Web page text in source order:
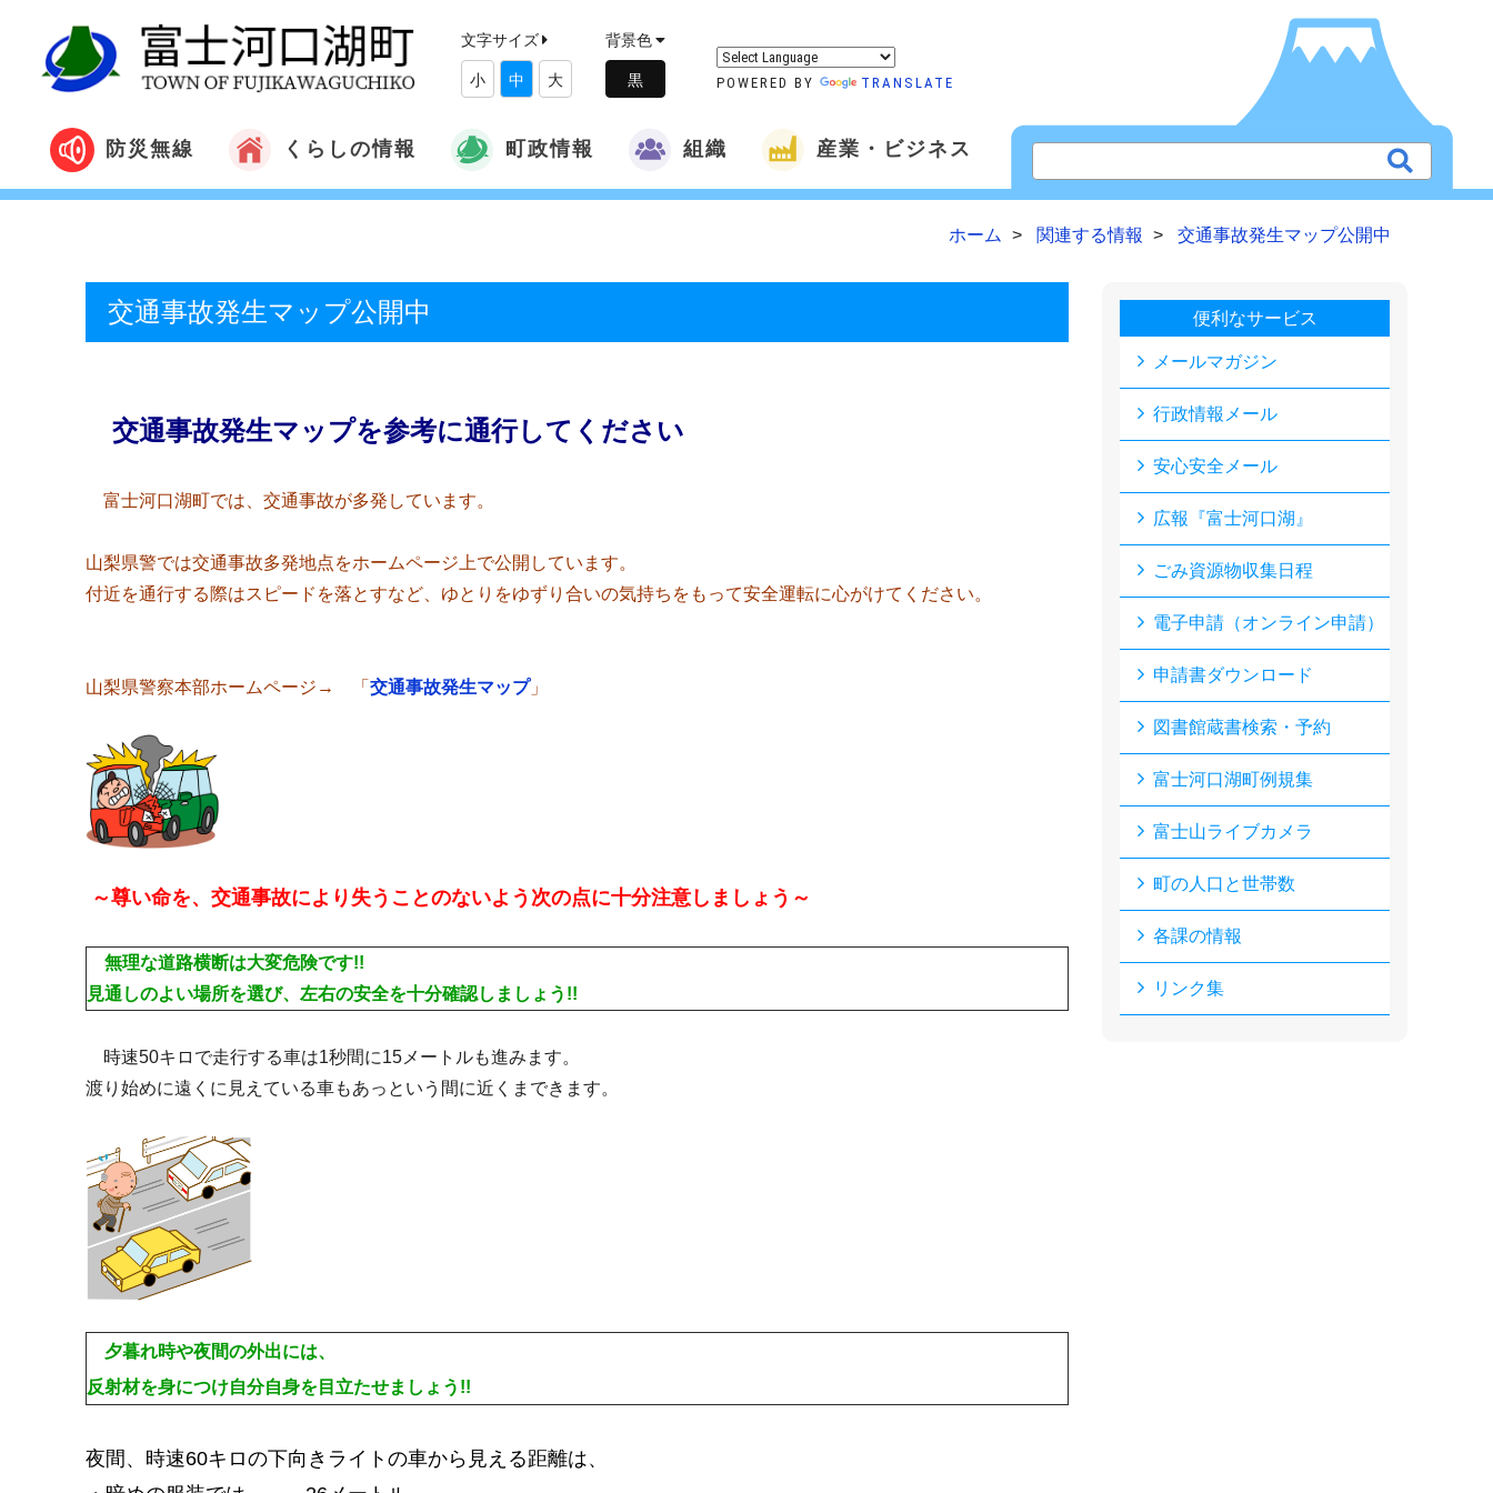
文字サイズ
小 中 大
背景色
POWERED BY TRANSLATE
防災無線 くらしの情報 町政情報 組織 産業・ビジネス
ホーム 関連する情報 交通事故発生マップ公開中
交通事故発生マップ公開中
交通事故発生マップを参考に通行してください
富士河口湖町では、交通事故が多発しています。
山梨県警では交通事故多発地点をホームページ上で公開しています。
付近を通行する際はスピードを落とすなど、ゆとりをゆずり合いの気持ちをもって安全運転に心がけてください。
山梨県警察本部ホームページ→ 「 交通事故発生マップ」
～尊い命を、交通事故により失うことのないよう次の点に十分注意しましょう～
無理な道路横断は大変危険です!!
見通しのよい場所を選び、左右の安全を十分確認しましょう!!
時速50キロで走行する車は1秒間に15メートルも進みます。
渡り始めに遠くに見えている車もあっという間に近くまできます。
夕暮れ時や夜間の外出には、
反射材を身につけ自分自身を目立たせましょう!!
夜間、時速60キロの下向きライトの車から見える距離は、
便利なサービス
メールマガジン
行政情報メール
安心安全メール
広報『富士河口湖』
ごみ資源物収集日程
電子申請（オンライン申請）
申請書ダウンロード
図書館蔵書検索・予約
富士河口湖町例規集
富士山ライブカメラ
町の人口と世帯数
各課の情報
リンク集